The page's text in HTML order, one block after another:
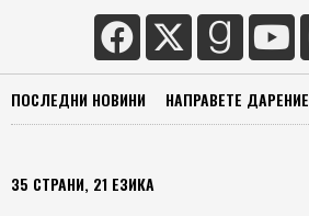
ПОСЛЕДНИ НОВИНИ НАПРАВЕТЕ ДАРЕНИЕ
35 СТРАНИ, 21 ЕЗИКА